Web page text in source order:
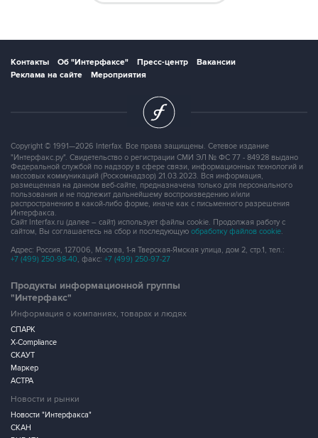
Контакты Об "Интерфаксе" Пресс-центр
Вакансии
Реклама на сайте
Мероприятия
Copyright © 1991—2026 Interfax. Все права защищены. Сетевое издание
"Интерфакс.ру". Свидетельство о регистрации СМИ ЭЛ № ФС 77 - 84928 выдано
Федеральной службой по надзору в сфере связи, информационных технологий и
массовых коммуникаций (Роскомнадзор) 21.03.2023. Вся информация,
размещенная на данном веб-сайте, предназначена только для персонального
пользования и не подлежит дальнейшему воспроизведению и/или
распространению в какой-либо форме, иначе как с письменного разрешения
Интерфакса.
Сайт Interfax.ru (далее – сайт) использует файлы cookie. Продолжая работу с
сайтом, Вы соглашаетесь на сбор и последующую обработку файлов cookie.
Адрес: Россия, 127006, Москва, 1-я Тверская-Ямская улица, дом 2, стр.1, тел.:
+7 (499) 250-98-40, факс: +7 (499) 250-97-27
Продукты информационной группы
"Интерфакс"
Информация о компаниях, товарах и людях
СПАРК
X-Compliance
СКАУТ
Маркер
АСТРА
Новости и рынки
Новости "Интерфакса"
СКАН